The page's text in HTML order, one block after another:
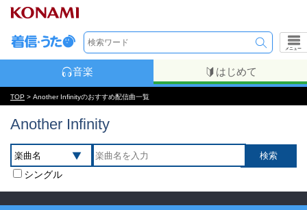
メニュー
音楽 はじめて
TOP > Another Infinityのおすすめ配信曲一覧
Another Infinity
シングル